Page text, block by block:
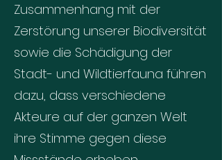
Zusammenhang mit der
Zerstörung unserer Biodiversität
sowie die Schädigung der
Stadt- und Wildtierfauna führen
dazu, dass verschiedene
Akteure auf der ganzen Welt
ihre Stimme gegen diese